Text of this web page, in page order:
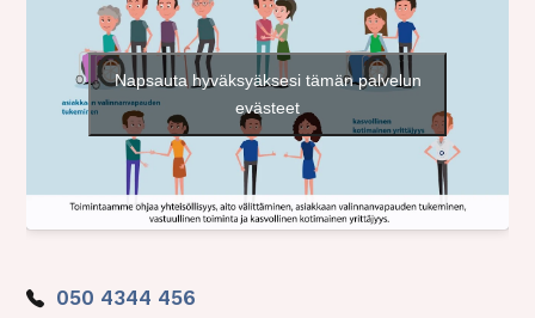
Napsauta hyväksyäksesi tämän palvelun
evästeet
050 4344 456